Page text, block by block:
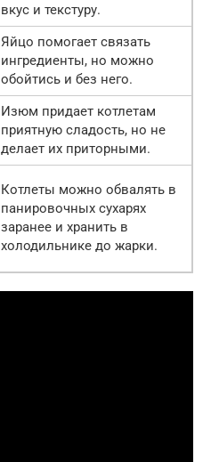
вкус и текстуру.
Яйцо помогает связать
ингредиенты, но можно
обойтись и без него.
Изюм придает котлетам
приятную сладость, но не
делает их приторными.
Котлеты можно обвалять в
панировочных сухарях
заранее и хранить в
холодильнике до жарки.